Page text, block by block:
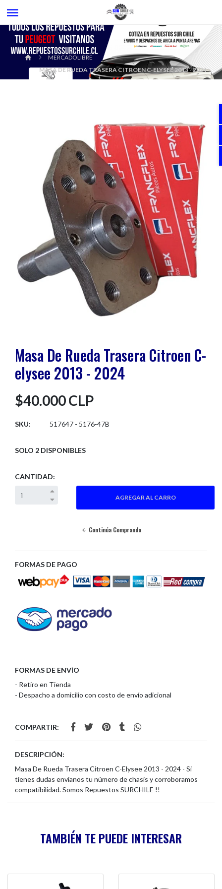
MERCADOLIBRE
MASA DE RUEDA TRASERA CITROEN C-ELYSEE 2013 - 2024
Masa De Rueda Trasera Citroen C-
elysee 2013 - 2024
$40.000 CLP
SKU: 517647 - 5176-47B
SOLO 2 DISPONIBLES
CANTIDAD:
Continúa Comprando
FORMAS DE PAGO
FORMAS DE ENVÍO
- Retiro en Tienda
- Despacho a domicilio con costo de envío adicional
COMPARTIR:
DESCRIPCIÓN:
Masa De Rueda Trasera Citroen C-Elysee 2013 - 2024 - Si
tienes dudas envíanos tu número de chasis y corroboramos
compatibilidad. Somos Repuestos SURCHILE !!
TAMBIÉN TE PUEDE INTERESAR